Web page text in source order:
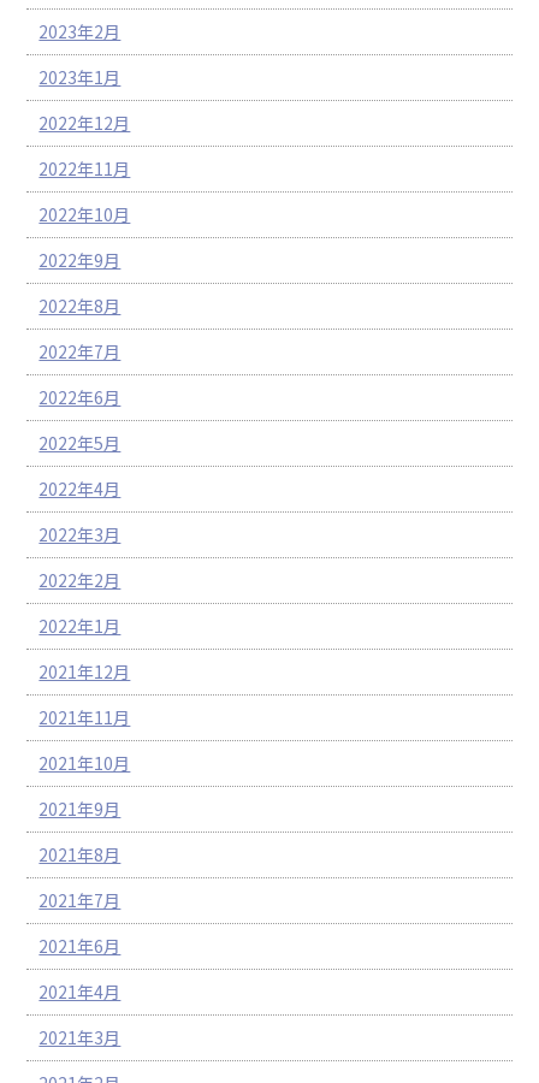
2023年2月
2023年1月
2022年12月
2022年11月
2022年10月
2022年9月
2022年8月
2022年7月
2022年6月
2022年5月
2022年4月
2022年3月
2022年2月
2022年1月
2021年12月
2021年11月
2021年10月
2021年9月
2021年8月
2021年7月
2021年6月
2021年4月
2021年3月